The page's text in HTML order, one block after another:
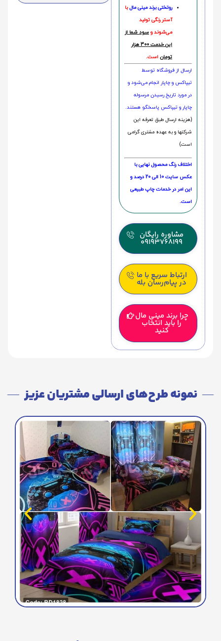
روتختی‌ برند مینی مالبا
آستر رنگی تولید
می‌شوند و سود شما از
این خدمت 300 هزار
تومان است.
ارسال از فروشگاه توسط
تیپاکس و چاپار انجام می‌شود و
در مورد تاریخ رسیدن مرسوله
چاپار و تیپاکس پاسخگو هستند.
(هزینه ارسال طبق تعرفه این
شرکتها و به عهده مشتری گرامی
است)
اختلاف رنگ محصول نهایی با
عکس سایت 10 الی 20 درصد و
این امر در خدمات چاپ طبیعی
است.
مشاوره رایگان
09193768199
ارتباط سریع با ما
در پیام‌رسان بله
چرا برند مینی مال
را باید انتخاب
کنید
نمونه طرح‌های ارسالی مشتریان عزیز